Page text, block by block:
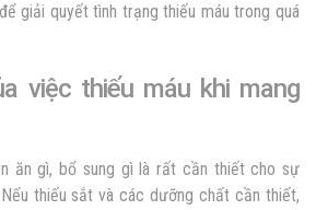
giải quyết tình trạng thiếu máu trong quá
việc thiếu máu khi mang
ăn gì, bổ sung gì là rất cần thiết cho sự
thiếu sắt và các dưỡng chất cần thiết,